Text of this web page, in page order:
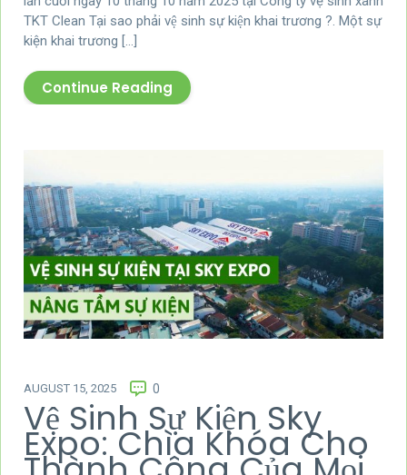
TKT Clean Tại sao phải vệ sinh sự kiện khai trương ?. Một sự
kiện khai trương […]
Continue Reading
AUGUST 15, 2025 0
Vệ Sinh Sự Kiện Sky
Expo: Chìa Khóa Cho